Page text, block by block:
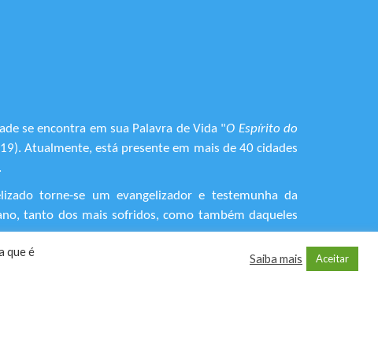
se encontra em sua Palavra de Vida "O Espírito do
Atualmente, está presente em mais de 40 cidades
torne-se um evangelizador e testemunha da
tanto dos mais sofridos, como também daqueles
que é
Saiba mais Aceitar